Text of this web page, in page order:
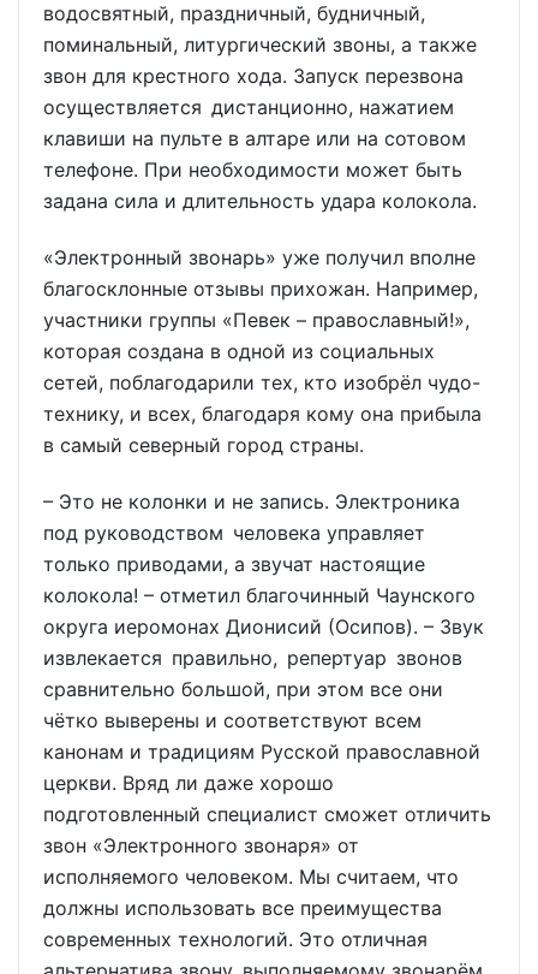
водосвятный, праздничный, будничный,
поминальный, литургический звоны, а также
звон для крестного хода. Запуск перезвона
осуществляется дистанционно, нажатием
клавиши на пульте в алтаре или на сотовом
телефоне. При необходимости может быть
задана сила и длительность удара колокола.
«Электронный звонарь» уже получил вполне
благосклонные отзывы прихожан. Например,
участники группы «Певек – православный!»,
которая создана в одной из социальных
сетей, поблагодарили тех, кто изобрёл чудо-
технику, и всех, благодаря кому она прибыла
в самый северный город страны.
– Это не колонки и не запись. Электроника
под руководством человека управляет
только приводами, а звучат настоящие
колокола! – отметил благочинный Чаунского
округа иеромонах Дионисий (Осипов). – Звук
извлекается правильно, репертуар звонов
сравнительно большой, при этом все они
чётко выверены и соответствуют всем
канонам и традициям Русской православной
церкви. Вряд ли даже хорошо
подготовленный специалист сможет отличить
звон «Электронного звонаря» от
исполняемого человеком. Мы считаем, что
должны использовать все преимущества
современных технологий. Это отличная